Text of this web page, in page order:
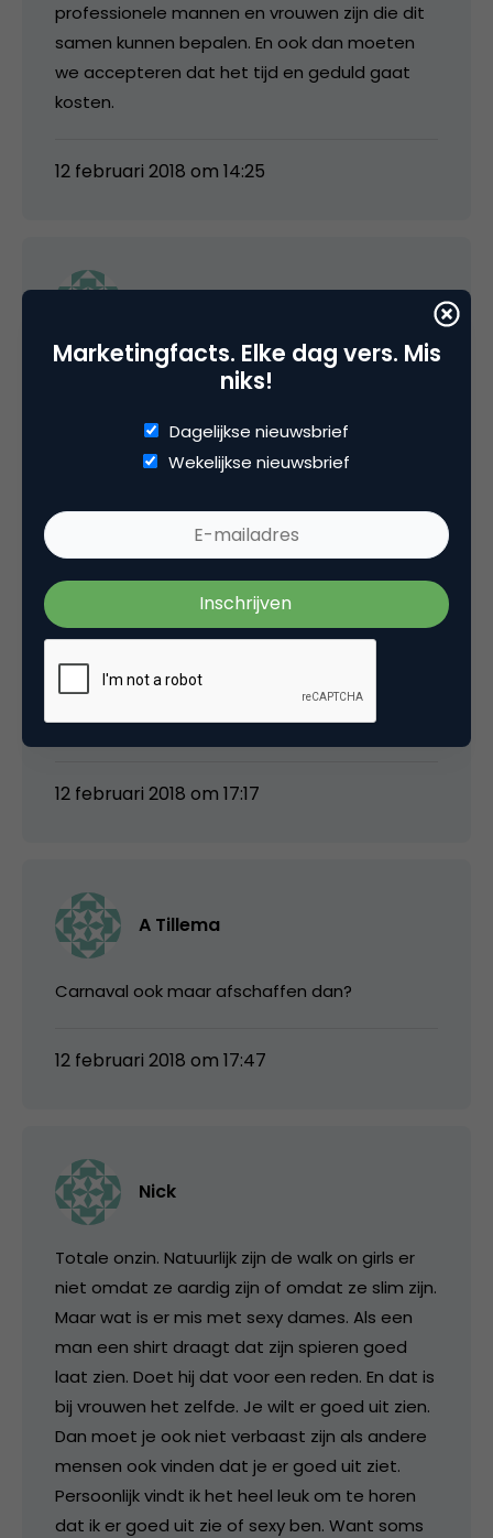
professionele mannen en vrouwen zijn die dit
samen kunnen bepalen. En ook dan moeten
we accepteren dat het tijd en geduld gaat
kosten.
12 februari 2018 om 14:25
Ik denk dat we onszelf als marketeers ernstig
event alleen sexy kan zijn met halfnaakte
12 februari 2018 om 16:31
Carnaval ook maar afschaffen dan?
12 februari 2018 om 17:17
A Tillema
Carnaval ook maar afschaffen dan?
12 februari 2018 om 17:47
Nick
Totale onzin. Natuurlijk zijn de walk on girls er
niet omdat ze aardig zijn of omdat ze slim zijn.
Maar wat is er mis met sexy dames. Als een
man een shirt draagt dat zijn spieren goed
laat zien. Doet hij dat voor een reden. En dat is
bij vrouwen het zelfde. Je wilt er goed uit zien.
Dan moet je ook niet verbaast zijn als andere
mensen ook vinden dat je er goed uit ziet.
Persoonlijk vindt ik het heel leuk om te horen
dat ik er goed uit zie of sexy ben. Want soms
Marketingfacts. Elke dag vers. Mis
niks!
Dagelijkse nieuwsbrief
Wekelijkse nieuwsbrief